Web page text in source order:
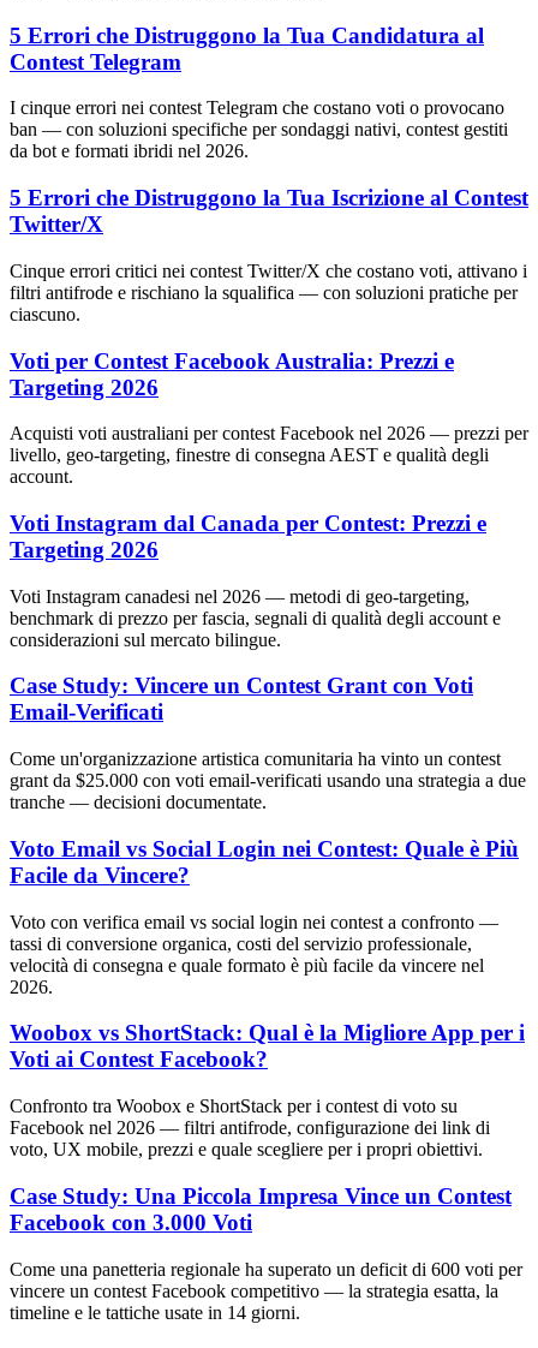
5 Errori che Distruggono la Tua Candidatura al
Contest Telegram
I cinque errori nei contest Telegram che costano voti o provocano
ban — con soluzioni specifiche per sondaggi nativi, contest gestiti
da bot e formati ibridi nel 2026.
5 Errori che Distruggono la Tua Iscrizione al Contest
Twitter/X
Cinque errori critici nei contest Twitter/X che costano voti, attivano i
filtri antifrode e rischiano la squalifica — con soluzioni pratiche per
ciascuno.
Voti per Contest Facebook Australia: Prezzi e
Targeting 2026
Acquisti voti australiani per contest Facebook nel 2026 — prezzi per
livello, geo-targeting, finestre di consegna AEST e qualità degli
account.
Voti Instagram dal Canada per Contest: Prezzi e
Targeting 2026
Voti Instagram canadesi nel 2026 — metodi di geo-targeting,
benchmark di prezzo per fascia, segnali di qualità degli account e
considerazioni sul mercato bilingue.
Case Study: Vincere un Contest Grant con Voti
Email-Verificati
Come un'organizzazione artistica comunitaria ha vinto un contest
grant da $25.000 con voti email-verificati usando una strategia a due
tranche — decisioni documentate.
Voto Email vs Social Login nei Contest: Quale è Più
Facile da Vincere?
Voto con verifica email vs social login nei contest a confronto —
tassi di conversione organica, costi del servizio professionale,
velocità di consegna e quale formato è più facile da vincere nel
2026.
Woobox vs ShortStack: Qual è la Migliore App per i
Voti ai Contest Facebook?
Confronto tra Woobox e ShortStack per i contest di voto su
Facebook nel 2026 — filtri antifrode, configurazione dei link di
voto, UX mobile, prezzi e quale scegliere per i propri obiettivi.
Case Study: Una Piccola Impresa Vince un Contest
Facebook con 3.000 Voti
Come una panetteria regionale ha superato un deficit di 600 voti per
vincere un contest Facebook competitivo — la strategia esatta, la
timeline e le tattiche usate in 14 giorni.